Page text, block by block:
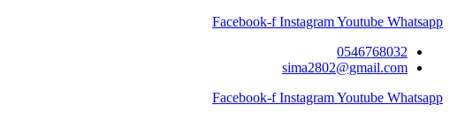
Facebook-f InstagramYoutube Whatsapp
0546768032
sima2802@gmail.com
Facebook-f InstagramYoutube Whatsapp